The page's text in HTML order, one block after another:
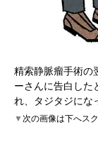
精索静脈瘤手術の
ーさんに告白した
れ、タジタジにな
▼次の画像は下へス